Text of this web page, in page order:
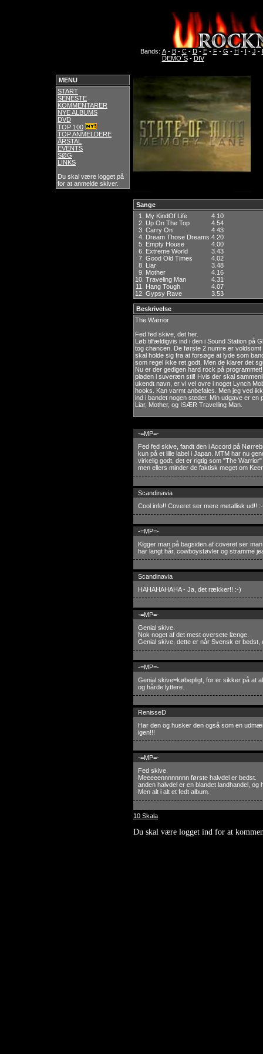
Bands: A- B- C- D- E- F- G - H - I - J -
DEMO´S- DIV
MENU
START
SENESTE
KOMMENTARER
NYE ALBUMS
DVD
TOP 100
TOP ANMELDERE
ÅRSTAL
EVENTS
SØG
LINKS
Du skal være logget på
for at anmelde skiver.
Sange
1. My KindOf Life
4.10
2. Up On The Top
4.54
3. Carry On
4.43
4. Dream Those Dreams 4.20
5. Empty House
4.00
6. Extreme World
3.43
7. Good Old Times
4.02
8. Liar
3.48
9. Mother
4.16
10. Traveling Man
4.31
11. Hang Tough
4.07
12. Gypsy Rave 3.53
Beskrivelse
The Warrior
Fed fed skive, det her.
Løb tilfældigvis ind i den i Sound Station på
tog chancen. De første 2 numre er
skal holde sig fra at forsøge at lyde som
som regel ikke ret godt. Men de klarer det
Nu er der gedigen hard rock på
pladen i suveræn stil! Hvis der skal
ukendt navn, er vi vel ovre i noget Lynch
hooks. Kan varmt anbefales. Men jeg ved
ind i bandet nogen steder. Min udgave er
Liar, Mother, og ISÆR Travelling Man.
-=MP=-
Fed fed skive, fandt den i Accord på
kun på et lille label i Japan. MTM har nu
virkelig godt, det er rigtig som "The
men ellers minder de faktisk meget om
Scandinavia
Cool info!! Coveret ser mere metallisk ud!!
-=MP=-
Kigger man på bagsiden af coveret ser
har langt hår, cowboystøvler og stramme
Scandinavia
HAHAHAHAHA - Ja, det rækker!! :-)
-=MP=-
Genial skive.
Nok noget af det mest oversete længe.
Genial skive, dette er når Svensk er bedst,
-=MP=-
Genial skive=købepligt, for er sikker på at
og hårde lyttere.
RenisseD
Har den og husker den også som en
igen!!!
-=MP=-
Fed skive.
Meeeeennnnnnnn første halvdel er bedst.
anden halvdel er en blandet landhandel, og
Men alt i alt et fedt album.
10 Skala
Du skal være logget ind for at